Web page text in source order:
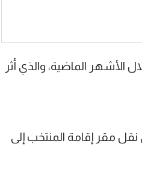
الأشهر الماضية، والذي أثر
مقر إقامة المنتخب إلى